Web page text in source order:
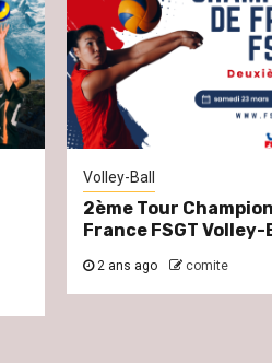
Volley-Ball
2ème Tour
France FSGT Volley-
2 ans ago comite